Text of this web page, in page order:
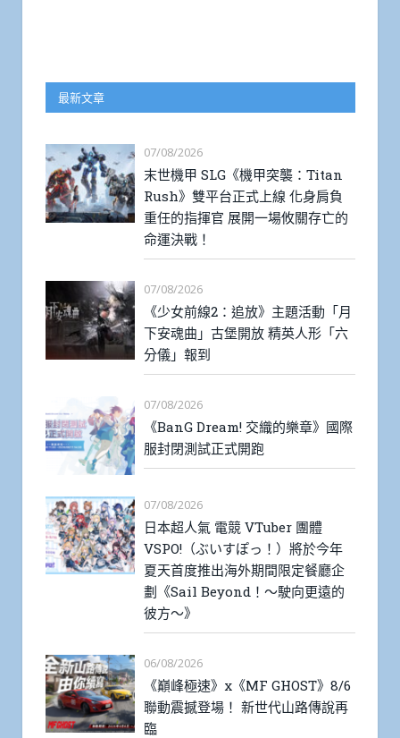
最新文章
07/08/2026
末世機甲 SLG《機甲突襲：Titan
Rush》雙平台正式上線 化身肩負
重任的指揮官 展開一場攸關存亡的
命運決戰！
07/08/2026
《少女前線2：追放》主題活動「月
下安魂曲」古堡開放 精英人形「六
分儀」報到
07/08/2026
《BanG Dream! 交織的樂章》國際
服封閉測試正式開跑
07/08/2026
日本超人氣 電競 VTuber 團體
VSPO!（ぶいすぽっ！）將於今年
夏天首度推出海外期間限定餐廳企
劃《Sail Beyond！～駛向更遠的
彼方～》
06/08/2026
《巔峰極速》x《MF GHOST》8/6
聯動震撼登場！ 新世代山路傳說再
臨